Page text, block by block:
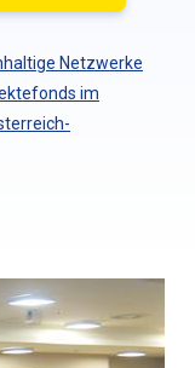
Netzwerke
im